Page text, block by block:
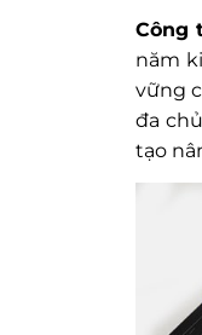
Công
năm
vững
đa
tạo